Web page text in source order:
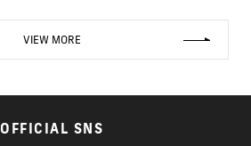
VIEW MORE
OFFICIAL SNS